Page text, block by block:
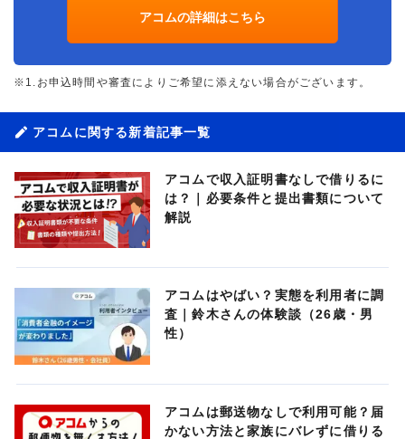
アコムの詳細はこちら
※1.お申込時間や審査によりご希望に添えない場合がございます。
アコムに関する新着記事一覧
アコムで収入証明書なしで借りるに
は？｜必要条件と提出書類について
解説
アコムはやばい？実態を利用者に調
査｜鈴木さんの体験談（26歳・男
性）
アコムは郵送物なしで利用可能？届
かない方法と家族にバレずに借りる